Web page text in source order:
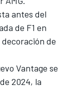
antes del
de F1 en
de
Vantage se
2024, la